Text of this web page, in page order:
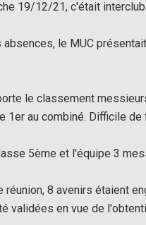
19/12/21, c'était
le MUC
le classement
1er au combiné. Difficile
5ème et l'équipe 3
8 avenirs étaient
validées en vue de